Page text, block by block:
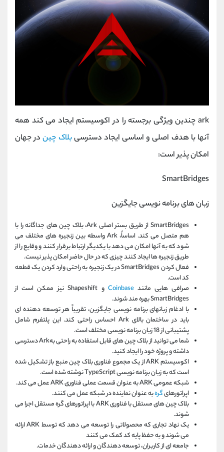
ark چندین ویژگی برجسته را در اکوسیستم ایجاد می کند همه
آنها با هدف اصلی و اساسی ایجاد دسترسیبلاک چیندر جهان
امکان پذیر است:
SmartBridges
زبان های برنامه نویسی جایگزین
SmartBridges از طریق بستر اصلی Ark، بلاک چین های جداگانه را با
هم متصل می کند. اساساً، Ark واسطه بین زنجیره های مختلف می
شود که به آنها امکان می دهد با یکدیگر ارتباط برقرار کنند و وقایع را از
طریق زنجیره ها ایجاد کنند چیزی که در حال حاضر امکان پذیر نیست.
فعال کردن SmartBridges در یک زنجیره به راحتی وارد کردن یک قطعه
کد است.
صرافی هایی مانندCoinbase
و Shapeshift نیز ممکن است از
SmartBridges بهره مند شوند.
با ادغام زبانهای برنامه نویسی جایگزین، تقریباً هر توسعه دهنده ای
باید در ساختمان بالای Ark احساس راحتی کند. این پلتفرم شامل
پشتیبانی از 18 زبان برنامه نویسی مختلف است.
شما می توانید از بلاک چین های قابل استفاده به راحتی بهArk دسترسی
داشته و پروژه خود را ایجاد کنید.
اکوسیستم ARK از یک مجموع فناوری بلاک چین منبع باز تشکیل شده
است که به زبان برنامه نویسی TypeScript نوشته شده است.
شبکه عمومی ARK به عنوان قسمت عملی فناوری ARK عمل می کند.
اپراتورهایگرهبه عنوان نماینده در شبکه عمل می کنند.
بلاک چین های مستقل با فناوری ARK با اپراتورهای گره مستقل اجرا می
شوند.
یک نهاد تجاری که محصولاتی را توسعه می دهد که توسط ARK ارائه
می شوند و به حفظ پایه کد کمک می کنند
جامعه ای از کاربران، توسعه دهندگان و ارائه دهندگان خدمات.